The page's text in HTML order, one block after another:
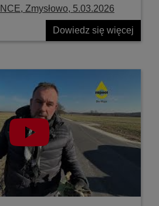
Zmysłowo, 5.03.2026
Dowiedz się więcej